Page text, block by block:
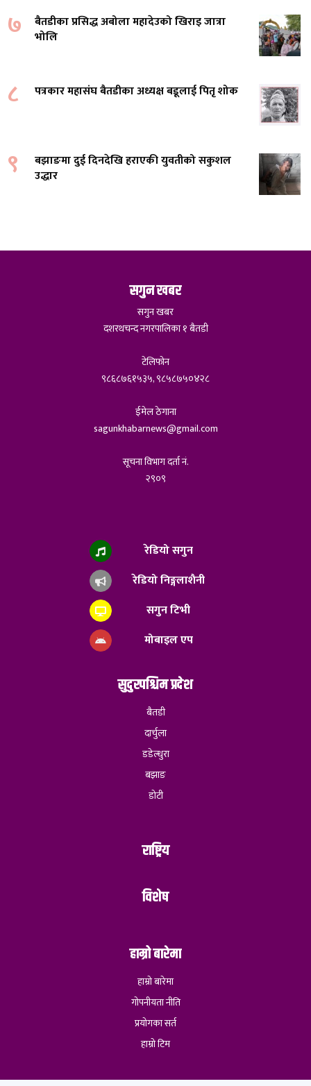
७
बैतडीका प्रसिद्ध अबोला महादेउको खिराइ जात्रा
भोलि
८ पत्रकार महासंघ बैतडीका अध्यक्ष बडूलाई पितृ शोक
९
बझाङमा दुई दिनदेखि हराएकी युवतीको सकुशल
उद्धार
सगुन खबर
सगुन खबर
दशरथचन्द नगरपालिका १ बैतडी
टेलिफोन
९८६८७६१५३५, ९८५८७५०४२८
ईमेल ठेगाना
sagunkhabarnews@gmail.com
सूचना विभाग दर्ता नं.
२९०९
रेडियो सगुन
रेडियो निङ्गलाशैनी
सगुन टिभी
मोबाइल एप
सुदुरपश्चिम प्रदेश
बैतडी
दार्चुला
डडेल्धुरा
बझाङ
डोटी
राष्ट्रिय
विशेष
हाम्रो बारेमा
हाम्रो बारेमा
गोपनीयता नीति
प्रयोगका सर्त
हाम्रो टिम